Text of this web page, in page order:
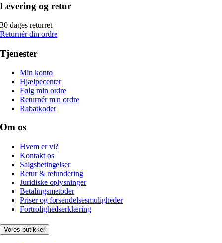
Levering og retur
30 dages returret
Returnér din ordre
Tjenester
Min konto
Hjælpecenter
Følg min ordre
Returnér min ordre
Rabatkoder
Om os
Hvem er vi?
Kontakt os
Salgsbetingelser
Retur & refundering
Juridiske oplysninger
Betalingsmetoder
Priser og forsendelsesmuligheder
Fortrolighedserklæring
Vores butikker